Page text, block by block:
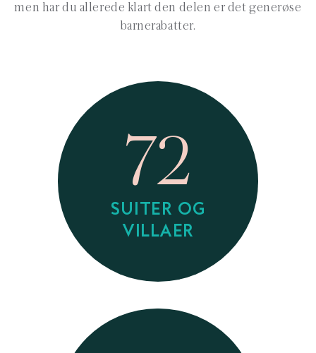
men har du allerede klart den delen er det generøse
barnerabatter.
72
SUITER OG
VILLAER